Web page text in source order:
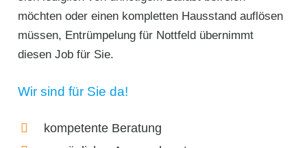
möchten oder einen kompletten Hausstand auflösen
müssen, Entrümpelung für Nottfeld übernimmt
diesen Job für Sie.
Wir sind für Sie da!
kompetente Beratung